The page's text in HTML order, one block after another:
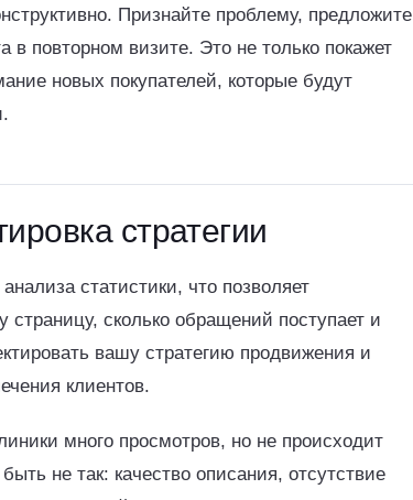
Признайте проблему, предложите
в повторном визите. Это не только покажет
новых покупателей, которые будут
стратегии
статистики, что позволяет
страницу, сколько обращений поступает и
вашу стратегию продвижения и
клиентов.
много просмотров, но не происходит
не так: качество описания, отсутствие